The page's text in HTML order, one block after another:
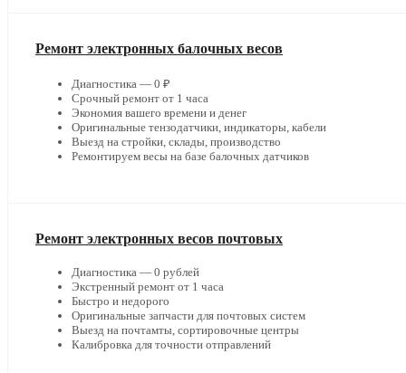
Ремонт электронных балочных весов
Диагностика — 0 ₽
Срочный ремонт от 1 часа
Экономия вашего времени и денег
Оригинальные тензодатчики, индикаторы, кабели
Выезд на стройки, склады, производство
Ремонтируем весы на базе балочных датчиков
Ремонт электронных весов почтовых
Диагностика — 0 рублей
Экстренный ремонт от 1 часа
Быстро и недорого
Оригинальные запчасти для почтовых систем
Выезд на почтамты, сортировочные центры
Калибровка для точности отправлений